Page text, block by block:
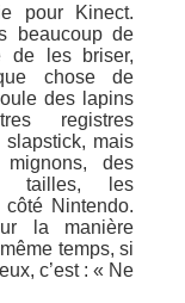
pour Kinect.
beaucoup de
de les briser,
chose de
des lapins
registres
mais
des
tailles, les
Nintendo.
la manière
temps, si
c’est : « Ne